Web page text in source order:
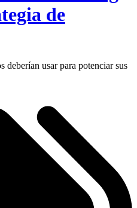
de
deberían usar para potenciar sus